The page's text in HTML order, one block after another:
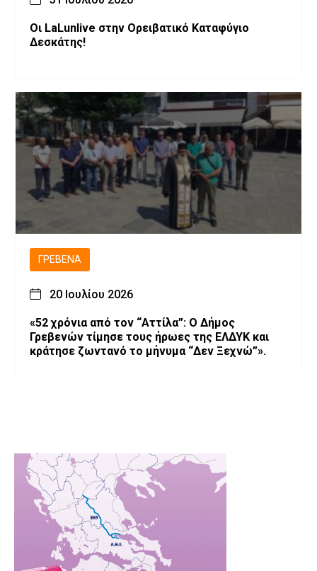
Οι LaLunlive στην Ορειβατικό Καταφύγιο
Δεσκάτης!
ΓΡΕΒΕΝΆ
20 Ιουλίου 2026
«52 χρόνια από τον “Αττίλα”: Ο Δήμος
Γρεβενών τίμησε τους ήρωες της ΕΛΔΥΚ και
κράτησε ζωντανό το μήνυμα “Δεν Ξεχνώ”».